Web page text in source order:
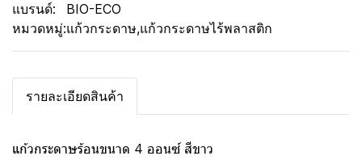
แบรนด์:
BIO-ECO
หมวดหมู่:แก้วกระดาษ,แก้วกระดาษไร้พลาสติก
รายละเอียดสินค้า
แก้วกระดาษร้อนขนาด 4 ออนซ์ สีขาว